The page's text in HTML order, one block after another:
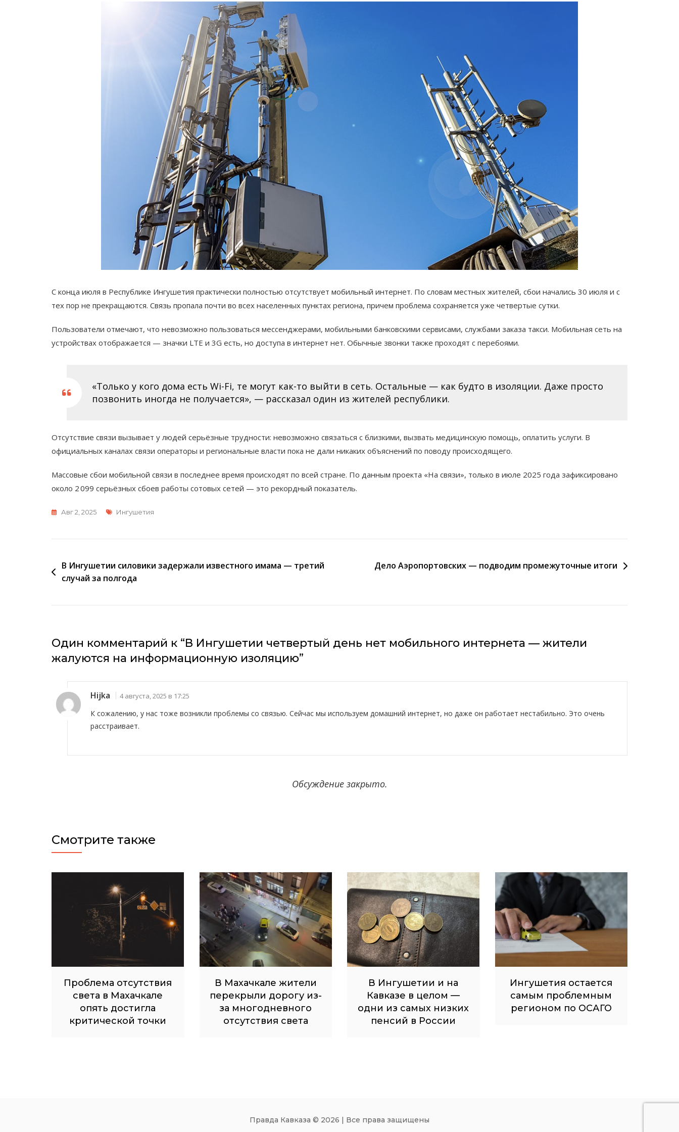
С конца июля в Республике Ингушетия практически полностью отсутствует мобильный интернет. По словам местных жителей, сбои начались 30 июля и с
тех пор не прекращаются. Связь пропала почти во всех населенных пунктах региона, причем проблема сохраняется уже четвертые сутки.
Пользователи отмечают, что невозможно пользоваться мессенджерами, мобильными банковскими сервисами, службами заказа такси. Мобильная сеть на
устройствах отображается — значки LTE и 3G есть, но доступа в интернет нет. Обычные звонки также проходят с перебоями.
«Только у кого дома есть Wi-Fi, те могут как-то выйти в сеть. Остальные — как будто в изоляции. Даже просто
позвонить иногда не получается», — рассказал один из жителей республики.
Отсутствие связи вызывает у людей серьёзные трудности: невозможно связаться с близкими, вызвать медицинскую помощь, оплатить услуги. В
официальных каналах связи операторы и региональные власти пока не дали никаких объяснений по поводу происходящего.
Массовые сбои мобильной связи в последнее время происходят по всей стране. По данным проекта «На связи», только в июле 2025 года зафиксировано
около 2 099 серьёзных сбоев работы сотовых сетей — это рекордный показатель.
Авг 2, 2025 Метки
Ингушетия
Навигация
по
В Ингушетии силовики задержали известного имама — третий
случай за полгода
Дело Аэропортовских — подводим промежуточные итоги
Один комментарий к “В Ингушетии четвертый день нет мобильного интернета — жители
жалуются на информационную изоляцию”
Hijka 4 августа, 2025 в 17:25
К сожалению, у нас тоже возникли проблемы со связью. Сейчас мы используем домашний интернет, но даже он работает нестабильно. Это очень
расстраивает.
Обсуждение закрыто.
Смотрите также
Проблема отсутствия
света в Махачкале
опять достигла
критической точки
В Махачкале жители
перекрыли дорогу из-
за многодневного
отсутствия света
В Ингушетии и на
Кавказе в целом —
одни из самых низких
пенсий в России
Ингушетия остается
самым проблемным
регионом по ОСАГО
Правда Кавказа © 2026 | Все права защищены